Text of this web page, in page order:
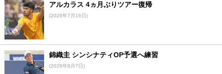
アルカラス 4ヵ月ぶりツアー復帰
(2026年7月16日)
錦織圭 シンシナティOP予選へ練習
(2026年8月7日)